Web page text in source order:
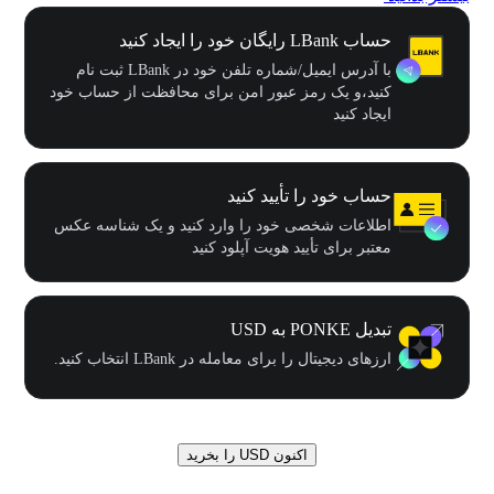
حساب LBank رایگان خود را ایجاد کنید
با آدرس ایمیل/شماره تلفن خود در LBank ثبت نام
کنید،و یک رمز عبور امن برای محافظت از حساب خود
ایجاد کنید
حساب خود را تأیید کنید
اطلاعات شخصی خود را وارد کنید و یک شناسه عکس
معتبر برای تأیید هویت آپلود کنید
تبدیل PONKE به USD
ارزهای دیجیتال را برای معامله در LBank انتخاب کنید.
اکنون USD را بخرید